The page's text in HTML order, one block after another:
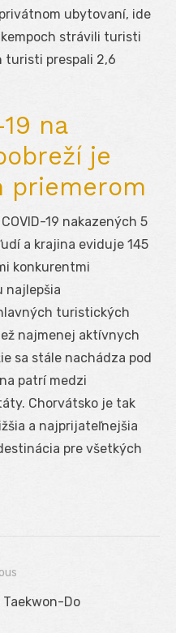
ubytovaní, ide
kempoch strávili turisti
turisti prespali 2,6
na
je
priemerom
19 nakazených 5
a krajina eviduje 145
konkurentmi
najlepšia
turistických
najmenej aktívnych
sa stále nachádza pod
patrí medzi
Chorvátsko je tak
a najprijateľnejšia
pre všetkých
Do